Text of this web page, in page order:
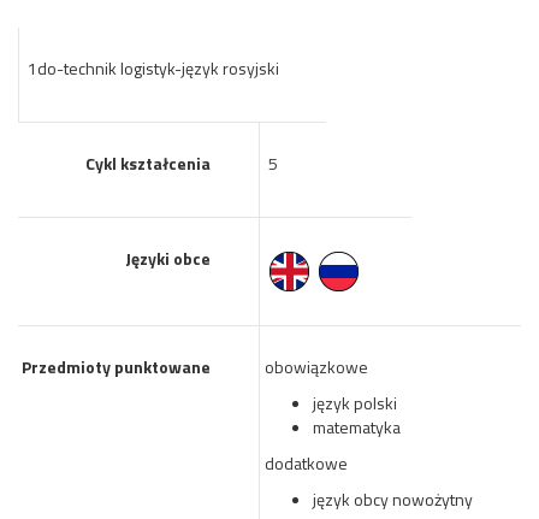
1do-technik logistyk-język rosyjski
Cykl kształcenia 5
Języki obce
Przedmioty punktowane
obowiązkowe
język polski
matematyka
dodatkowe
język obcy nowożytny